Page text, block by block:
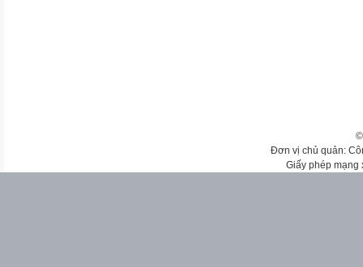
Đơn vị chủ quản:
Giấy phép mạng